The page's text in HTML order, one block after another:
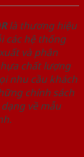
là thương hiệu
các hệ thống
và phân
chất lượng
nhu cầu khách
chính sách
về mẫu